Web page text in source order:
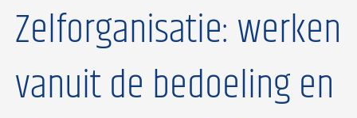
Zelforganisatie: werken
vanuit de bedoeling en